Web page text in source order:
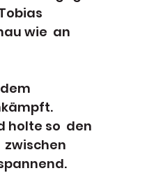
wie  an
holte so  den
zwischen